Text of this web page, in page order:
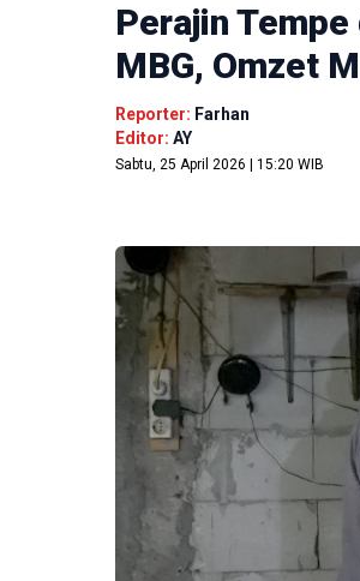
Perajin
MBG, Omzet
Reporter: Farhan
Editor: AY
Sabtu, 25 April 2026 | 15:20 WIB